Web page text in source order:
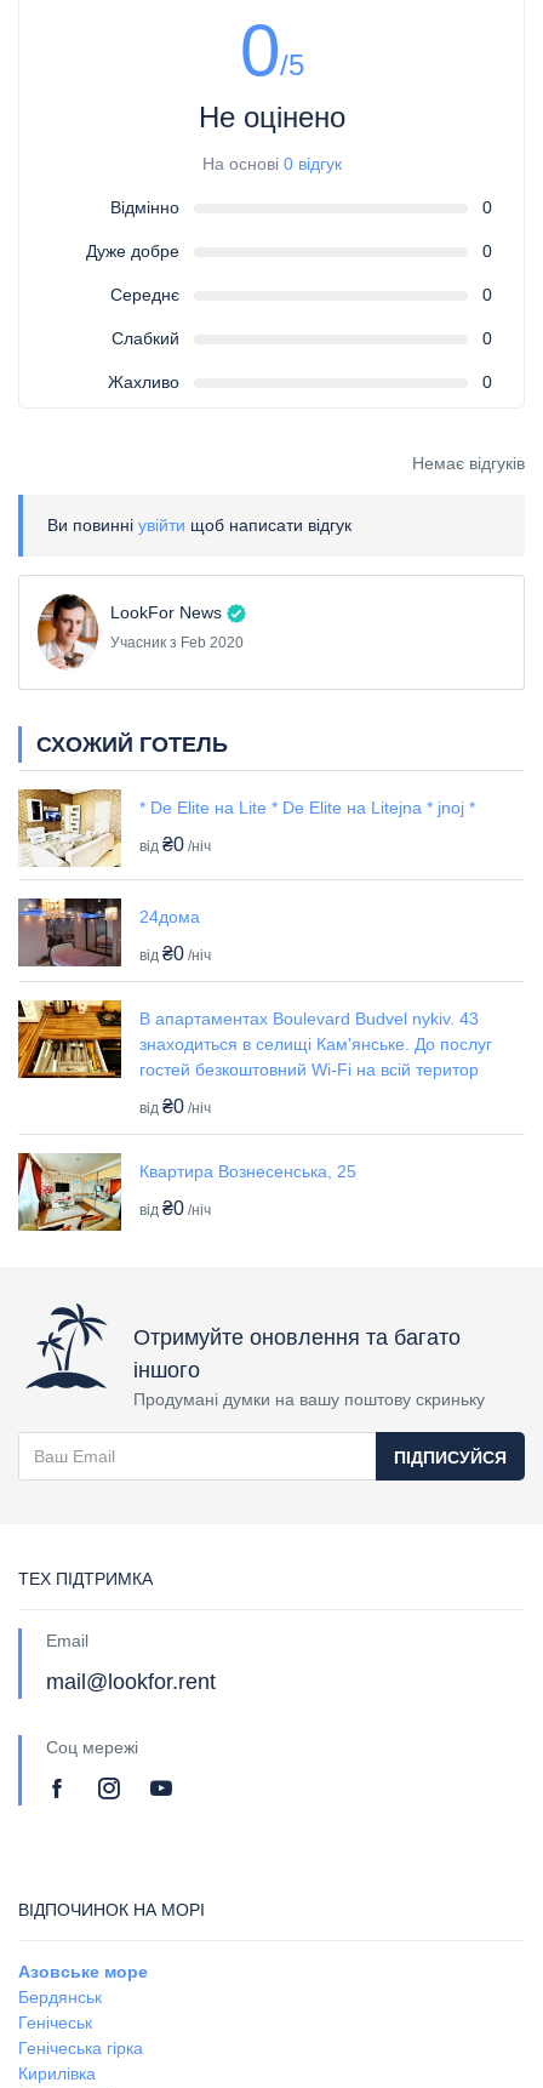
0/5
Не оцінено
На основі 0 відгук
Відмінно 0
Дуже добре 0
Середнє 0
Слабкий 0
Жахливо 0
Немає відгуків
Ви повинні увійти щоб написати відгук
LookFor News
Учасник з Feb 2020
СХОЖИЙ ГОТЕЛЬ
* De Elite на Lite * De Elite на Litejna * jnoj *
від ₴0 /ніч
24дома
від ₴0 /ніч
В апартаментах Boulevard Budvel nykiv. 43
знаходиться в селищі Кам'янське. До послуг
гостей безкоштовний Wi-Fi на всій територ
від ₴0 /ніч
Квартира Вознесенська, 25
від ₴0 /ніч
Отримуйте оновлення та багато
іншого
Продумані думки на вашу поштову скриньку
ПІДПИСУЙСЯ
ТЕХ ПІДТРИМКА
Email
mail@lookfor.rent
Соц мережі
ВІДПОЧИНОК НА МОРІ
Азовське море
Бердянськ
Генічеськ
Генічеська гірка
Кирилівка